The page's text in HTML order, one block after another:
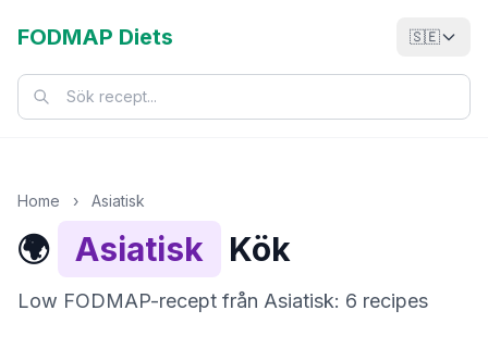
FODMAP Diets 🇸🇪
Home › Asiatisk
🌍 Asiatisk Kök
Low FODMAP-recept från Asiatisk: 6 recipes